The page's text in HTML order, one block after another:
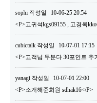
sophi 작성일
10-06-25 20:54
<P>고귀석kgs09155 , 고경옥
cubictalk 작성일
10-07-01 17:15
<P>고객님 두분다 30포인트 추
yanagi 작성일
10-07-01 22:00
<P>소개해준회원 sdhak16</P>